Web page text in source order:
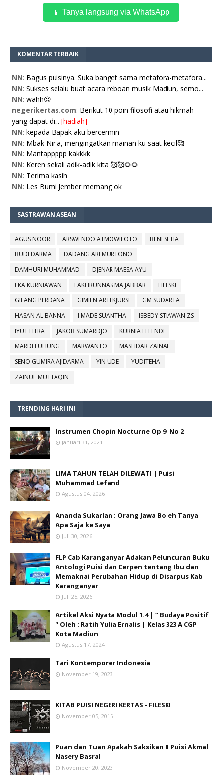
📱 Tanya langsung via WhatsApp
KOMENTAR TERBAIK
NN: Bagus puisinya. Suka banget sama metafora-metafora...
NN: Sukses selalu buat acara reboan musik Madiun, semo...
NN: wahh😍
negerikertas.com: Berikut 10 poin filosofi atau hikmah
yang dapat di... [hadiah]
NN: kepada Bapak aku bercermin
NN: Mbak Nina, mengingatkan mainan ku saat kecil🥰
NN: Mantappppp kakkkk
NN: Keren sekali adik-adik kita 🥰🥰🌻🌻
NN: Terima kasih
NN: Les Bumi Jember memang ok
SASTRAWAN ASEAN
AGUS NOOR ARSWENDO ATMOWILOTO
BENI SETIA
BUDI DARMA
DADANG ARI MURTONO
DAMHURI MUHAMMAD
DJENAR MAESA AYU
EKA KURNIAWAN
FAKHRUNNAS MA JABBAR
FILESKI
GILANG PERDANA
GIMIEN ARTEKJURSI
GM SUDARTA
HASAN AL BANNA
I MADE SUANTHA
ISBEDY STIAWAN ZS
IYUT FITRA
JAKOB SUMARDJO
KURNIA EFFENDI
MARDI LUHUNG
MARWANTO
MASHDAR ZAINAL
SENO GUMIRA AJIDARMA
YIN UDE
YUDITEHA
ZAINUL MUTTAQIN
TRENDING HARI INI
Instrumen Chopin Nocturne Op 9. No 2
Januari 31, 2021
LIMA TAHUN TELAH DILEWATI | Puisi
Muhammad Lefand
Agustus 04, 2026
Ananda Sukarlan : Orang Jawa Boleh Tanya
Apa Saja ke Saya
Juli 30, 2026
FLP Cab Karanganyar Adakan Peluncuran Buku
Antologi Puisi dan Cerpen tentang Ibu dan
Memaknai Perubahan Hidup di Disarpus Kab
Karanganyar
Juli 25, 2026
Artikel Aksi Nyata Modul 1.4 | “ Budaya Positif
“ Oleh : Ratih Yulia Ernalis | Kelas 323 A CGP
Kota Madiun
Agustus 17, 2024
Tari Kontemporer Indonesia
November 19, 2023
KITAB PUISI NEGERI KERTAS - FILESKI
November 05, 2016
Puan dan Tuan Apakah Saksikan II Puisi Akmal
Nasery Basral
November 20, 2023